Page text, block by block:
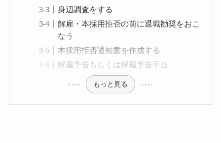
身辺調査をする
解雇・本採用拒否の前に退職勧奨をおこ
なう
本採用拒否通知書を作成する
解雇予告もしくは解雇予告手当
もっと見る